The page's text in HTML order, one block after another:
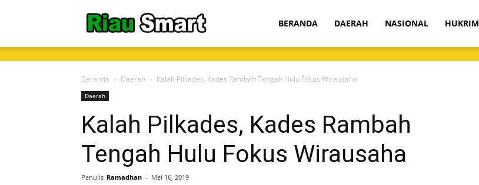
BERANDA DAERAH NASIONAL HUKRIM
Beranda Daerah Kalah Pilkades, Kades Rambah Tengah Hulu Fokus Wirausaha
Daerah
Kalah Pilkades, Kades Rambah
Tengah Hulu Fokus Wirausaha
Penulis Ramadhan - Mei 16, 2019